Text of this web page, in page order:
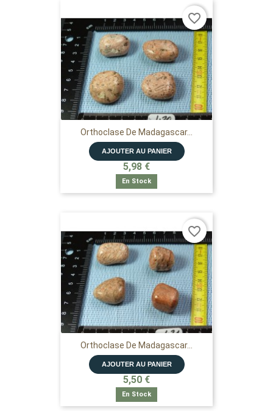
Orthoclase De Madagascar...
AJOUTER AU PANIER
5,98 €
En Stock
favorite_border
Orthoclase De Madagascar...
AJOUTER AU PANIER
5,50 €
En Stock
favorite_border